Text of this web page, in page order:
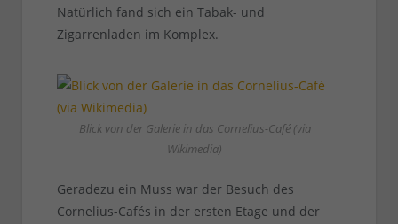
Natürlich fand sich ein Tabak- und
Zigarrenladen im Komplex.
Blick von der Galerie in das Cornelius-Café (via
Wikimedia)
Geradezu ein Muss war der Besuch des
Cornelius-Cafés in der ersten Etage und der